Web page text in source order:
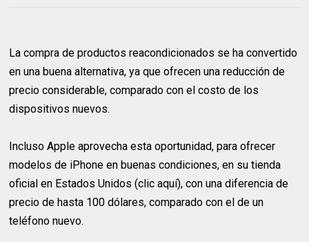
La compra de productos reacondicionados se ha convertido
en una buena alternativa, ya que ofrecen una reducción de
precio considerable, comparado con el costo de los
dispositivos nuevos.
Incluso Apple aprovecha esta oportunidad, para ofrecer
modelos de iPhone en buenas condiciones, en su tienda
oficial en Estados Unidos (clic aquí), con una diferencia de
precio de hasta 100 dólares, comparado con el de un
teléfono nuevo.